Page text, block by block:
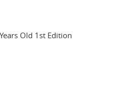
Old 1st Edition